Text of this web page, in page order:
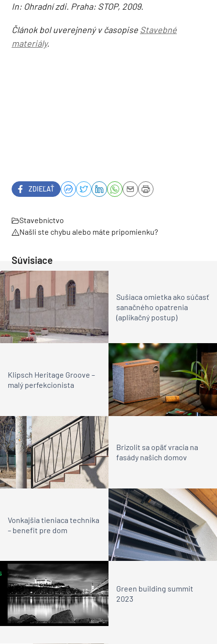
In: Ohradní zdi. Praha: STOP, 2009.
Článok bol uverejnený v časopise Stavebné
materiály.
ZDIEĽAŤ
Stavebníctvo
Našli ste chybu alebo máte pripomienku?
Súvisiace
Sušiaca omietka ako súčasť
sanačného opatrenia
(aplikačný postup)
Klipsch Heritage Groove –
malý perfekcionista
Brizolit sa opäť vracia na
fasády našich domov
Vonkajšia tieniaca technika
– benefit pre dom
Green building summit
2023